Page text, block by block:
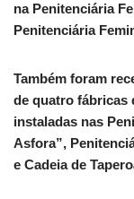
na Penitenciária
Penitenciária
Também foram
de quatro fábricas
instaladas nas
Asfora”,
e Cadeia de